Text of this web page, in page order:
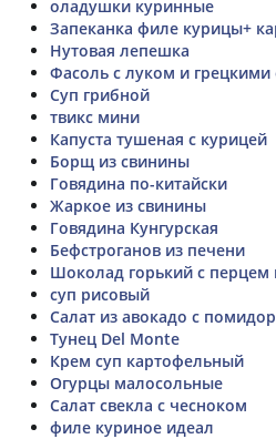
оладушки куринные
Запеканка филе курицы+
Нутовая лепешка
Фасоль с луком и
Суп грибной
твикс мини
Капуста тушеная с курицей
Борщ из свинины
Говядина по-китайски
Жаркое из свинины
Говядина Кунгурская
Бефстроганов из печени
Шоколад горький с перцем
суп рисовый
Салат из авокадо с
Тунец Del Monte
Крем суп картофельный
Огурцы малосольные
Салат свекла с чесноком
филе куриное идеал